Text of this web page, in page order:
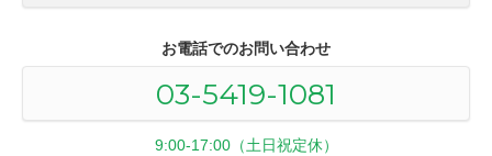
お電話でのお問い合わせ
03-5419-1081
9:00-17:00（土日祝定休）